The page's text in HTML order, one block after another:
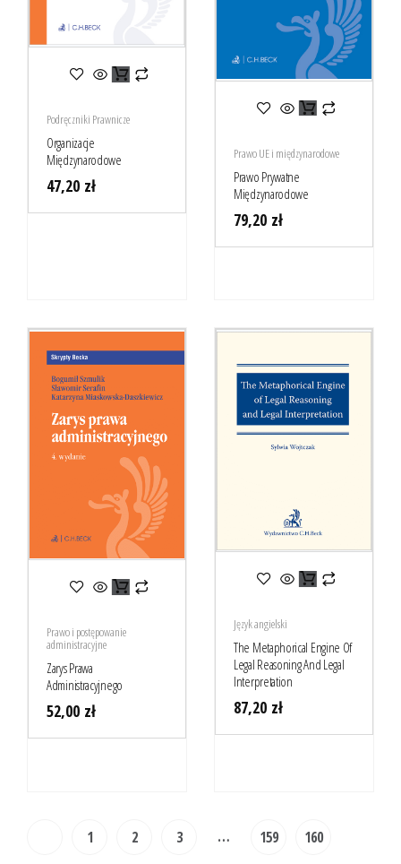
Podręczniki Prawnicze
Organizacje
Międzynarodowe
47,20 zł
Prawo UE i międzynarodowe
Prawo Prywatne
Międzynarodowe
79,20 zł
Prawo i postępowanie
administracyjne
Zarys Prawa
Administracyjnego
52,00 zł
Język angielski
The Metaphorical Engine Of
Legal Reasoning And Legal
Interpretation
87,20 zł
1 2 3 … 159 160